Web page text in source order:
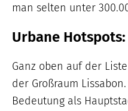
man selten unter
Urbane
Ganz oben auf der
der Großraum
Bedeutung als